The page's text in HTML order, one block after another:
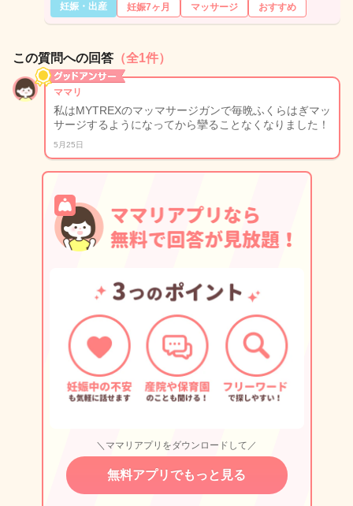
妊娠・出産 妊娠7ヶ月 マッサージ おすすめ
この質問への回答 （全1件）
ママリ
私はMYTREXのマッマサージガンで毎晩ふくらはぎマッ
サージするようになってから攣ることなくなりました！
5月25日
＼ママリアプリをダウンロードして／
無料アプリでもっと見る